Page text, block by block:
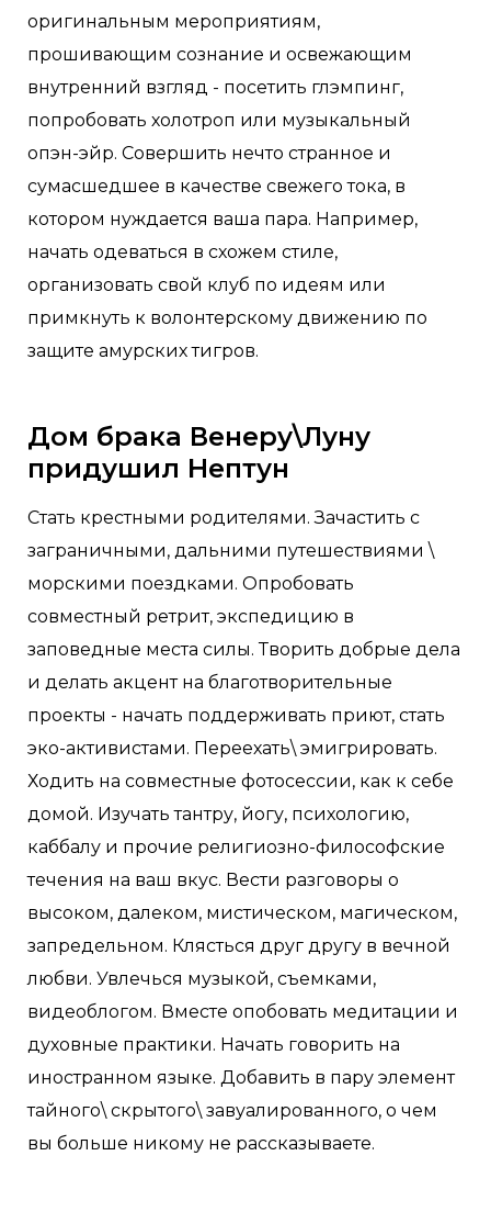
оригинальным мероприятиям,
прошивающим сознание и освежающим
внутренний взгляд - посетить глэмпинг,
попробовать холотроп или музыкальный
опэн-эйр. Совершить нечто странное и
сумасшедшее в качестве свежего тока, в
котором нуждается ваша пара. Например,
начать одеваться в схожем стиле,
организовать свой клуб по идеям или
примкнуть к волонтерскому движению по
защите амурских тигров.
Дом брака Венеру\Луну
придушил Нептун
Стать крестными родителями. Зачастить с
заграничными, дальними путешествиями \
морскими поездками. Опробовать
совместный ретрит, экспедицию в
заповедные места силы. Творить добрые дела
и делать акцент на благотворительные
проекты - начать поддерживать приют, стать
эко-активистами. Переехать\ эмигрировать.
Ходить на совместные фотосессии, как к себе
домой. Изучать тантру, йогу, психологию,
каббалу и прочие религиозно-философские
течения на ваш вкус. Вести разговоры о
высоком, далеком, мистическом, магическом,
запредельном. Клясться друг другу в вечной
любви. Увлечься музыкой, съемками,
видеоблогом. Вместе опобовать медитации и
духовные практики. Начать говорить на
иностранном языке. Добавить в пару элемент
тайного\ скрытого\ завуалированного, о чем
вы больше никому не рассказываете.